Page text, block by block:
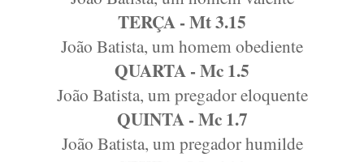
TERÇA - Mt 3.15
João Batista, um homem obediente
QUARTA - Mc 1.5
João Batista, um pregador eloquente
QUINTA - Mc 1.7
João Batista, um pregador humilde